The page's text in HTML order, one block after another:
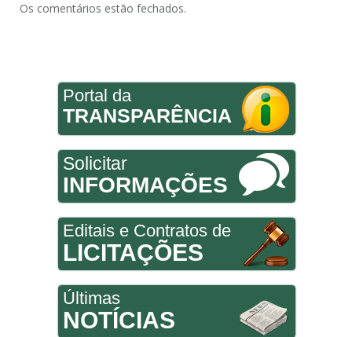
Os comentários estão fechados.
Portal da
TRANSPARÊNCIA
Solicitar
INFORMAÇÕES
Editais e Contratos de
LICITAÇÕES
Últimas
NOTÍCIAS